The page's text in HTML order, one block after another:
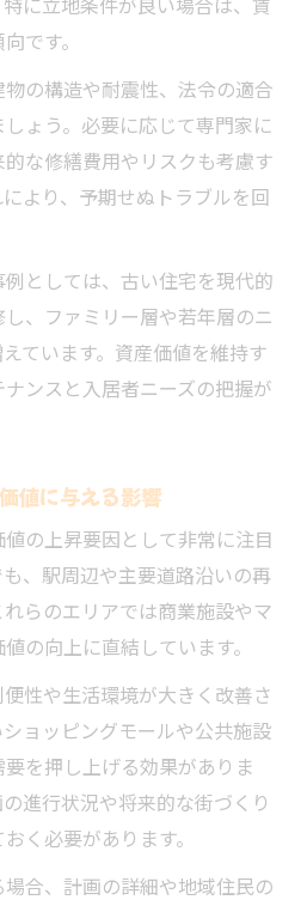
に立地条件が良い場合は、賃
です。
の構造や耐震性、法令の適合
ょう。必要に応じて専門家に
な修繕費用やリスクも考慮す
より、予期せぬトラブルを回
としては、古い住宅を現代的
、ファミリー層や若年層のニ
ています。資産価値を維持す
ンスと入居者ニーズの把握が
値に与える影響
の上昇要因として非常に注目
、駅周辺や主要道路沿いの再
らのエリアでは商業施設やマ
の向上に直結しています。
性や生活環境が大きく改善さ
ョッピングモールや公共施設
を押し上げる効果がありま
進行状況や将来的な街づくり
く必要があります。
合、計画の詳細や地域住民の